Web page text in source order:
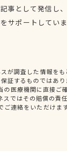
事として発信し、
サポートしていま
が調査した情報をも
証するものではあり
医療機関に直接ご
ではその賠償の責
連絡をいただけま